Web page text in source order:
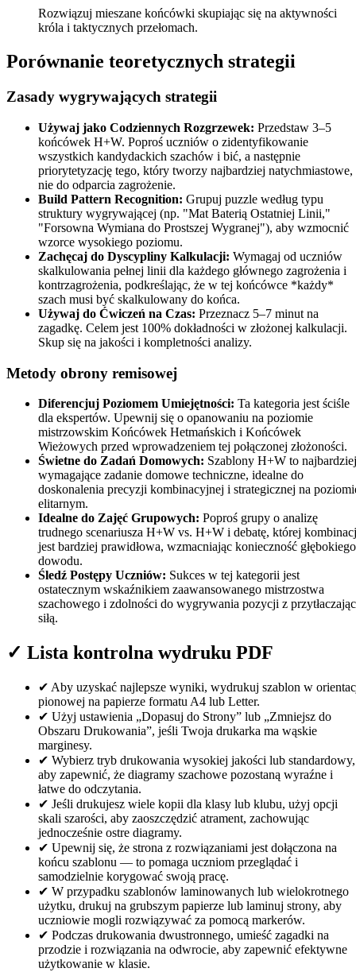
Rozwiązuj mieszane końcówki skupiając się na aktywności
króla i taktycznych przełomach.
Porównanie teoretycznych strategii
Zasady wygrywających strategii
Używaj jako Codziennych Rozgrzewek: Przedstaw 3–5
końcówek H+W. Poproś uczniów o zidentyfikowanie
wszystkich kandydackich szachów i bić, a następnie
priorytetyzację tego, który tworzy najbardziej natychmiastowe,
nie do odparcia zagrożenie.
Build Pattern Recognition: Grupuj puzzle według typu
struktury wygrywającej (np. "Mat Baterią Ostatniej Linii,"
"Forsowna Wymiana do Prostszej Wygranej"), aby wzmocnić
wzorce wysokiego poziomu.
Zachęcaj do Dyscypliny Kalkulacji: Wymagaj od uczniów
skalkulowania pełnej linii dla każdego głównego zagrożenia i
kontrzagrożenia, podkreślając, że w tej końcówce *każdy*
szach musi być skalkulowany do końca.
Używaj do Ćwiczeń na Czas: Przeznacz 5–7 minut na
zagadkę. Celem jest 100% dokładności w złożonej kalkulacji.
Skup się na jakości i kompletności analizy.
Metody obrony remisowej
Diferencjuj Poziomem Umiejętności: Ta kategoria jest ściśle
dla ekspertów. Upewnij się o opanowaniu na poziomie
mistrzowskim Końcówek Hetmańskich i Końcówek
Wieżowych przed wprowadzeniem tej połączonej złożoności.
Świetne do Zadań Domowych: Szablony H+W to najbardziej
wymagające zadanie domowe techniczne, idealne do
doskonalenia precyzji kombinacyjnej i strategicznej na
elitarnym.
Idealne do Zajęć Grupowych: Poproś grupy o analizę
trudnego scenariusza H+W vs. H+W i debatę, której
jest bardziej prawidłowa, wzmacniając konieczność głębokiego
dowodu.
Śledź Postępy Uczniów: Sukces w tej kategorii jest
ostatecznym wskaźnikiem zaawansowanego mistrzostwa
szachowego i zdolności do wygrywania pozycji z
siłą.
✓ Lista kontrolna wydruku PDF
✔ Aby uzyskać najlepsze wyniki, wydrukuj szablon w
pionowej na papierze formatu A4 lub Letter.
✔ Użyj ustawienia „Dopasuj do Strony” lub „Zmniejsz do
Obszaru Drukowania”, jeśli Twoja drukarka ma wąskie
marginesy.
✔ Wybierz tryb drukowania wysokiej jakości lub standardowy,
aby zapewnić, że diagramy szachowe pozostaną wyraźne i
łatwe do odczytania.
✔ Jeśli drukujesz wiele kopii dla klasy lub klubu, użyj opcji
skali szarości, aby zaoszczędzić atrament, zachowując
jednocześnie ostre diagramy.
✔ Upewnij się, że strona z rozwiązaniami jest dołączona na
końcu szablonu — to pomaga uczniom przeglądać i
samodzielnie korygować swoją pracę.
✔ W przypadku szablonów laminowanych lub wielokrotnego
użytku, drukuj na grubszym papierze lub laminuj strony, aby
uczniowie mogli rozwiązywać za pomocą markerów.
✔ Podczas drukowania dwustronnego, umieść zagadki na
przodzie i rozwiązania na odwrocie, aby zapewnić efektywne
użytkowanie w klasie.